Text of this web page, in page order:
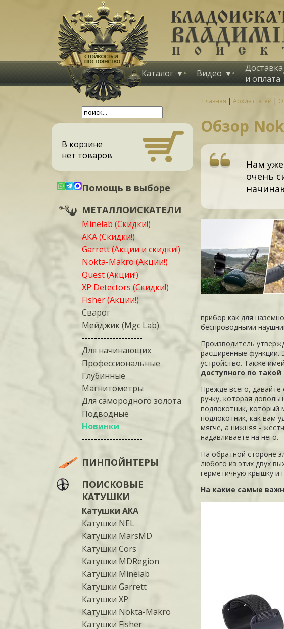
Каталог Видео
Доставка
и оплата
В корзине
нет товаров
Помощь в выборе
МЕТАЛЛОИСКАТЕЛИ
Minelab (Скидки!)
АКА (Скидки!)
Garrett (Акции и скидки!)
Nokta-Makro (Акции!)
Quest (Акции!)
XP Detectors (Скидки!)
Fisher (Акции!)
Сварог
Мейджик (Mgc Lab)
--------------------
Для начинающих
Профессиональные
Глубинные
Магнитометры
Для самородного золота
Подводные
Новинки
--------------------
ПИНПОЙНТЕРЫ
ПОИСКОВЫЕ
КАТУШКИ
Катушки АКА
Катушки NEL
Катушки MarsMD
Катушки Cors
Катушки MDRegion
Катушки Minelab
Катушки Garrett
Катушки XP
Катушки Nokta-Makro
Катушки Fisher
Главная | Архив статей | О
Обзор
Нам
очень
прибор как для
беспроводными
Производитель
расширенные функции.
устройство. Также
доступного по такой
Прежде всего,
ручку, которая
подлокотник, который
подлокотник, как вам
мягче, а нижняя -
надавливаете на него.
На обратной стороне
любого из этих двух
герметичную крышку и
На какие самые